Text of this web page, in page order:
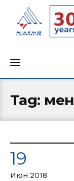
Tag:
О нас
19
Июн 2018